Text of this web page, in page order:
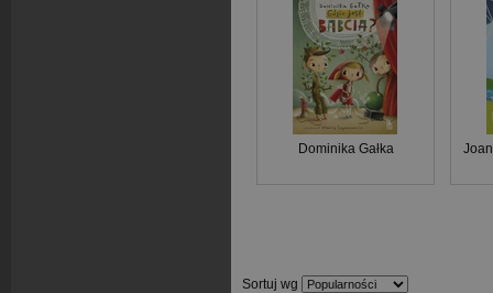
Dominika Gałka
Sortuj wg